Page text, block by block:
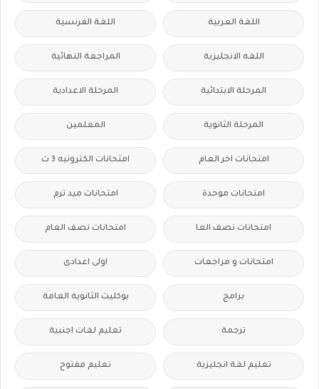
اللغة العربية اللغة الفرنسية
اللغه الانجليزية المراجعة النهائية
المرحلة الابتدائية المرحلة الاعدادية
المرحلة الثانوية المعلمين
امتحانات اخر العام امتحانات الكترونيه 3 ث
امتحانات موحدة امتحانات ميد ترم
امتحانات نصف العا امتحانات نصف العام
امتحانات و مراجعات اولى اعدادى
برامج بوكليت الثانوية العامة
ترجمة تعليم لغات اجنبية
تعليم لغة انجليزية تعليم مفتوح